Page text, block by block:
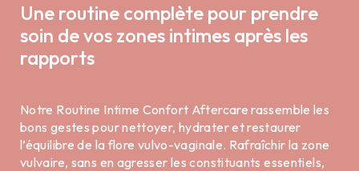
Une routine complète pour prendre
soin de vos zones intimes après les
rapports
Notre Routine Intime Confort Aftercare rassemble les
bons gestes pour nettoyer, hydrater et restaurer
l’équilibre de la flore vulvo-vaginale. Rafraîchir la zone
vulvaire, sans en agresser les constituants essentiels,